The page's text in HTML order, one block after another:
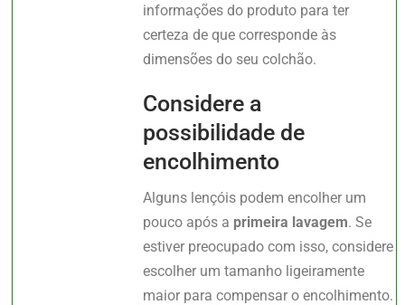
informações do produto para ter
certeza de que corresponde às
dimensões do seu colchão.
Considere a
possibilidade de
encolhimento
Alguns lençóis podem encolher um
pouco após a primeira lavagem. Se
estiver preocupado com isso, considere
escolher um tamanho ligeiramente
maior para compensar o encolhimento.